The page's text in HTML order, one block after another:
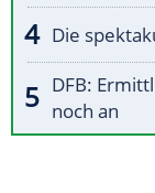
Die
DFB:
noch an